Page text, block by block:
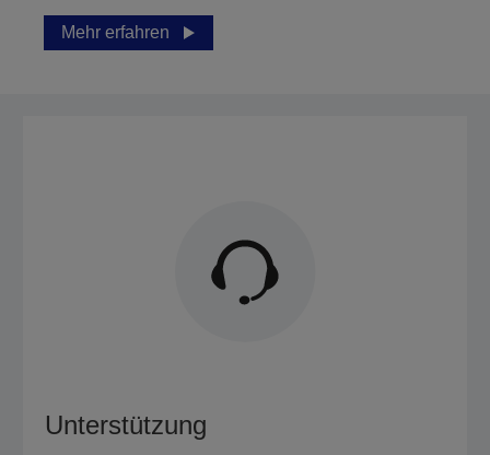
Mehr erfahren
Unterstützung